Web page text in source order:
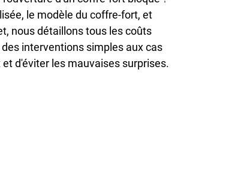
le modèle du coffre-fort, et
nous détaillons tous les coûts
interventions simples aux cas
d'éviter les mauvaises surprises.